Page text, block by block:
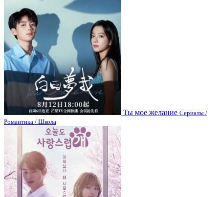
Ты мое желание Сериалы /
Романтика / Школа